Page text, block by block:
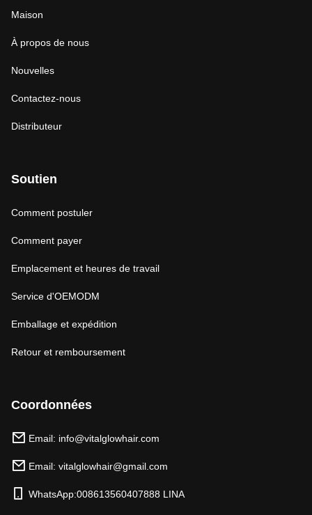
Maison
À propos de nous
Nouvelles
Contactez-nous
Distributeur
Soutien
Comment postuler
Comment payer
Emplacement et heures de travail
Service d'OEMODM
Emballage et expédition
Retour et remboursement
Coordonnées
Email: info@vitalglowhair.com
Email: vitalglowhair@gmail.com
WhatsApp:008613560407888 LINA